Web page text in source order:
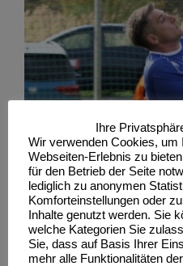
Ihre
Wir verwenden Cookies, um
Webseiten-Erlebnis zu
für den Betrieb der Seite
lediglich zu anonymen
Komforteinstellungen oder
Inhalte genutzt werden. Sie
welche Kategorien Sie
Sie, dass auf Basis Ihrer
mehr alle Funktionalitäten